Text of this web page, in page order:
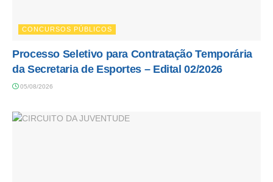
CONCURSOS PÚBLICOS
Processo Seletivo para Contratação Temporária
da Secretaria de Esportes – Edital 02/2026
05/08/2026